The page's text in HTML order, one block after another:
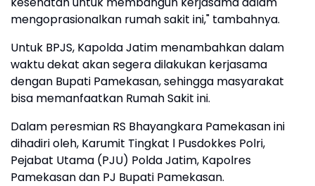
mengoprasionalkan rumah sakit ini," tambahnya.
Untuk BPJS, Kapolda Jatim menambahkan dalam
waktu dekat akan segera dilakukan kerjasama
dengan Bupati Pamekasan, sehingga masyarakat
bisa memanfaatkan Rumah Sakit ini.
Dalam peresmian RS Bhayangkara Pamekasan ini
dihadiri oleh, Karumit Tingkat l Pusdokkes Polri,
Pejabat Utama (PJU) Polda Jatim, Kapolres
Pamekasan dan PJ Bupati Pamekasan.